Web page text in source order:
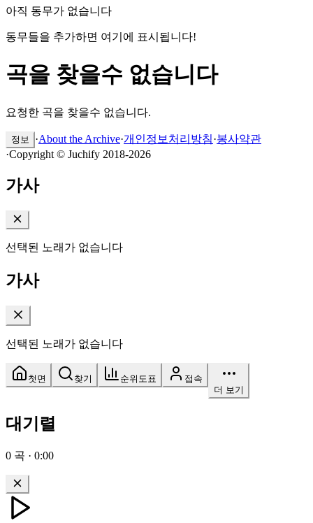
아직 동무가 없습니다
동무들을 추가하면 여기에 표시됩니다!
곡을 찾을수 없습니다
요청한 곡을 찾을수 없습니다.
정보 ·About the Archive·개인정보처리방침·봉사약관
·Copyright © Juchify 2018-2026
가사
선택된 노래가 없습니다
가사
선택된 노래가 없습니다
첫면 찾기 순위도표
접속
더 보기
대기렬
0 곡 · 0:00